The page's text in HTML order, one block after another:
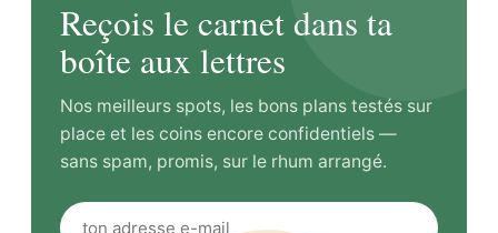
Reçois le carnet dans ta
boîte aux lettres
Nos meilleurs spots, les bons plans testés sur
place et les coins encore confidentiels —
sans spam, promis, sur le rhum arrangé.